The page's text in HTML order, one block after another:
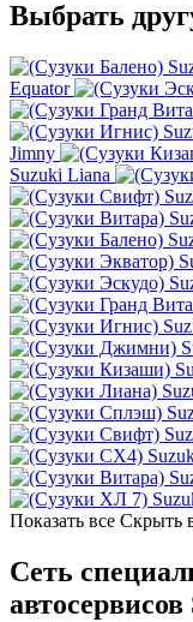
Выбрать
Equator
Jimny
Suzuki Liana
Показать все Скрыть
Сеть